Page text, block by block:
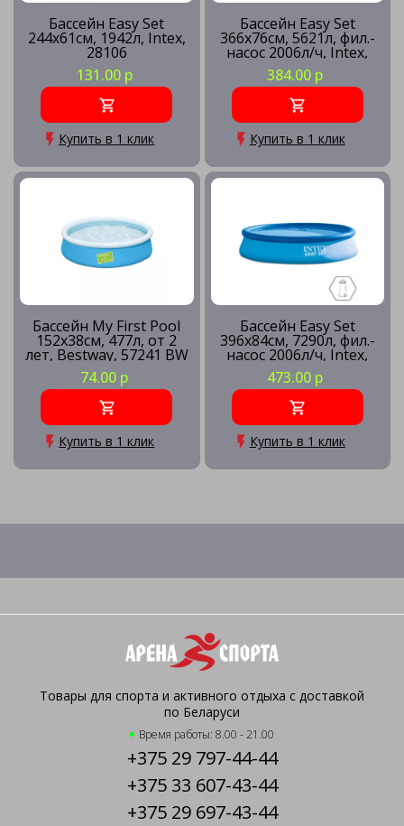
Бассейн Easy Set
244х61см, 1942л, Intex,
28106
131.00 р
Купить в 1 клик
Бассейн Easy Set
366х76см, 5621л, фил.-
насос 2006л/ч, Intex,
28132
384.00 р
Купить в 1 клик
Бассейн My First Pool
152х38см, 477л, от 2
лет, Bestway, 57241 BW
74.00 р
Купить в 1 клик
Бассейн Easy Set
396х84см, 7290л, фил.-
насос 2006л/ч, Intex,
28142
473.00 р
Купить в 1 клик
Товары для спорта и активного отдыха с доставкой
по Беларуси
Время работы: 8.00 - 21.00
+375 29 797-44-44
+375 33 607-43-44
+375 29 697-43-44